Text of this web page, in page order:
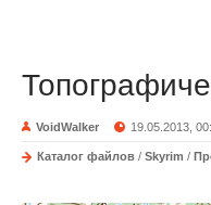
VoidWalker 19.05.2013,
Каталог файлов / Skyrim /